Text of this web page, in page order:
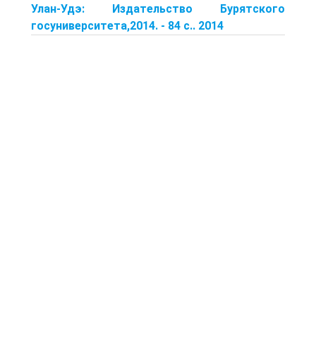
Улан-Удэ: Издательство Бурят­ского
госуниверситета,2014. - 84 с.. 2014